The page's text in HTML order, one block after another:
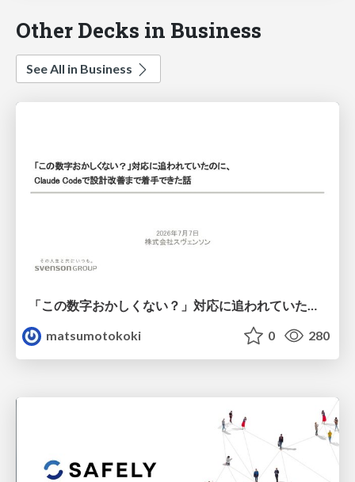
Other Decks in Business
See All in Business
matsumotokoki
0 280